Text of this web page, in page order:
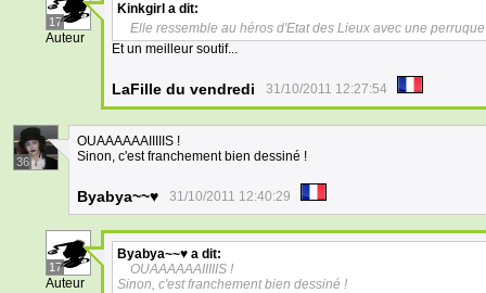
17
Auteur
Kinkgirl a dit:
Elle ressemble au héros d'Etat des Lieux avec une
Et un meilleur soutif...
LaFille du vendredi 31/10/2011 12:27:54
36
OUAAAAAAIIIIIS !
Sinon, c'est franchement bien dessiné !
Byabya~~♥ 31/10/2011 12:40:29
17
Auteur
Byabya~~♥ a dit:
OUAAAAAAIIIIIS !
Sinon, c'est franchement bien dessiné !